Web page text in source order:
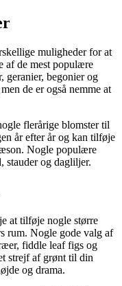
muligheder for at
af de mest populære
geranier, begonier og
de er også nemme at
flerårige blomster til
år efter år og kan tilføje
Nogle populære
stauder og dagliljer.
at tilføje nogle større
rum. Nogle gode valg af
fiddle leaf figs og
strejf af grønt til din
og drama.